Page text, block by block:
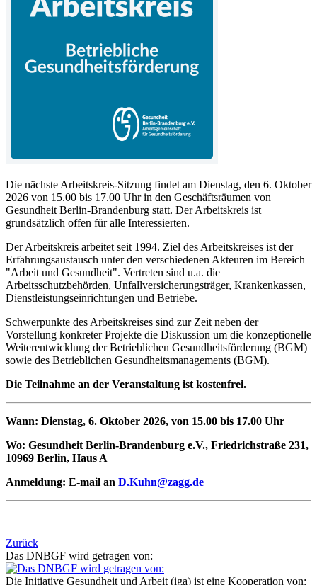
Die nächste Arbeitskreis-Sitzung findet am Dienstag, den 6. Oktober
2026 von 15.00 bis 17.00 Uhr in den Geschäftsräumen von
Gesundheit Berlin-Brandenburg statt. Der Arbeitskreis ist
grundsätzlich offen für alle Interessierten.
Der Arbeitskreis arbeitet seit 1994. Ziel des Arbeitskreises ist der
Erfahrungsaustausch unter den verschiedenen Akteuren im Bereich
"Arbeit und Gesundheit". Vertreten sind u.a. die
Arbeitsschutzbehörden, Unfallversicherungsträger, Krankenkassen,
Dienstleistungseinrichtungen und Betriebe.
Schwerpunkte des Arbeitskreises sind zur Zeit neben der
Vorstellung konkreter Projekte die Diskussion um die konzeptionelle
Weiterentwicklung der Betrieblichen Gesundheitsförderung (BGM)
sowie des Betrieblichen Gesundheitsmanagements (BGM).
Die Teilnahme an der Veranstaltung ist kostenfrei.
Wann: Dienstag, 6. Oktober 2026, von 15.00 bis 17.00 Uhr
Wo: Gesundheit Berlin-Brandenburg e.V., Friedrichstraße 231,
10969 Berlin, Haus A
Anmeldung: E-mail an D.Kuhn@zagg.de
Zurück
Das DNBGF wird getragen von:
Die Initiative Gesundheit und Arbeit (iga) ist eine Kooperation von: